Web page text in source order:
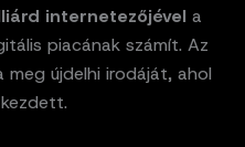
internetezőjével a
piacának számít. Az
újdelhi irodáját, ahol